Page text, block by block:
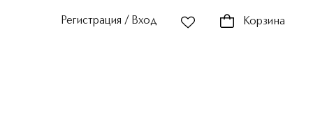
Регистрация / Вход Корзина